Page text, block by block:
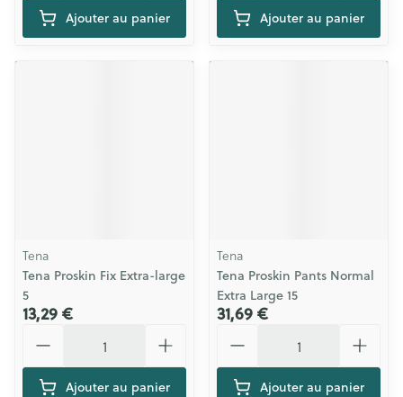
Ajouter au panier Ajouter au panier
Tena
Tena Proskin Fix Extra-large
5
13,29 €
Ajouter au panier
Tena
Tena Proskin Pants Normal
Extra Large 15
31,69 €
Ajouter au panier